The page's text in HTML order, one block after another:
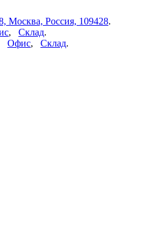
Москва, Россия, 109428.
, Склад.
Офис, Склад.